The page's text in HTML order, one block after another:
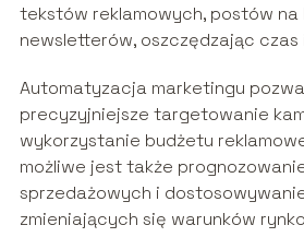
tekstów reklamowych, postów na
newsletterów, oszczędzając czas
Automatyzacja marketingu
precyzyjniejsze targetowanie
wykorzystanie budżetu
możliwe jest także
sprzedażowych i
zmieniających się warunków